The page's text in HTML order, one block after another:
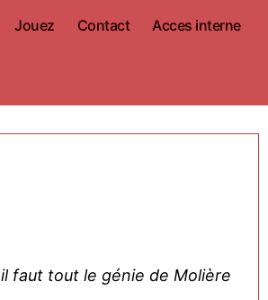
Jouez Contact Acces interne
faut tout le génie de Molière